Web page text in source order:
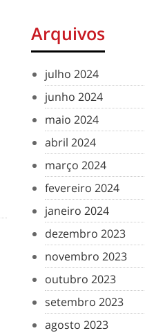
Arquivos
julho 2024
junho 2024
maio 2024
abril 2024
março 2024
fevereiro 2024
janeiro 2024
dezembro 2023
novembro 2023
outubro 2023
setembro 2023
agosto 2023